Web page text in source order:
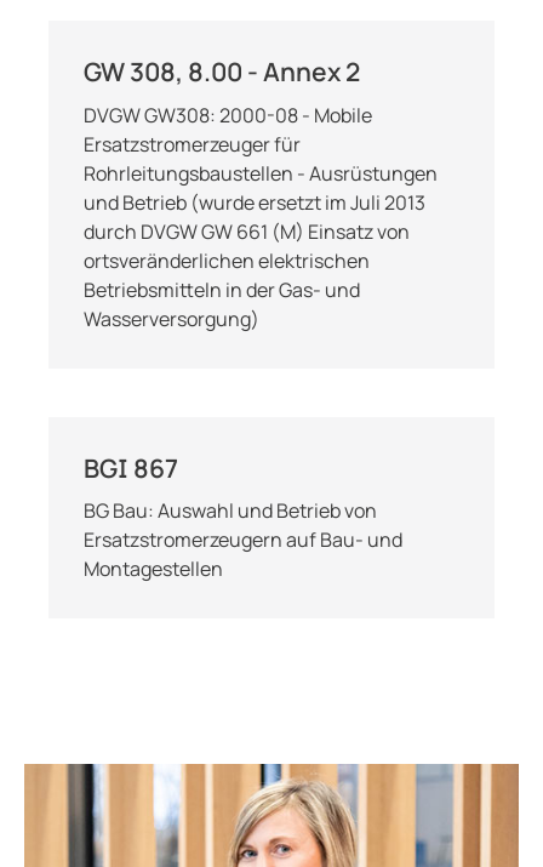
GW 308, 8.00 - Annex 2
DVGW GW308: 2000-08 - Mobile
Ersatzstromerzeuger für
Rohrleitungsbaustellen - Ausrüstungen
und Betrieb (wurde ersetzt im Juli 2013
durch DVGW GW 661 (M) Einsatz von
ortsveränderlichen elektrischen
Betriebsmitteln in der Gas- und
Wasserversorgung)
BGI 867
BG Bau: Auswahl und Betrieb von
Ersatzstromerzeugern auf Bau- und
Montagestellen